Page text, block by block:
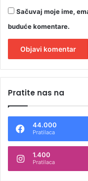
Sačuvaj moje ime,
buduće komentare.
t
n
t
Pratite nas na
44.000
Pratilaca
1.400
Pratilaca